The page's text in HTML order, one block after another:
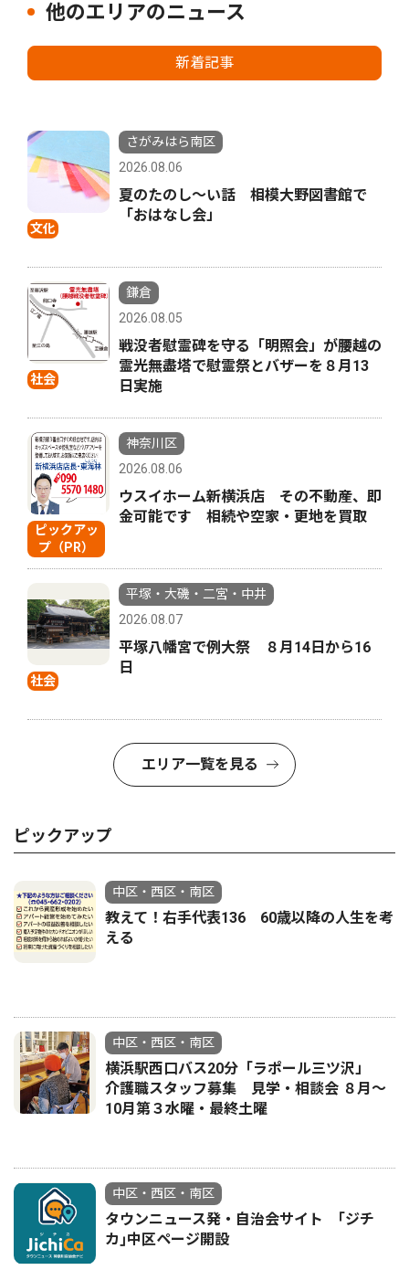
他のエリアのニュース
新着記事
文化
さがみはら南区
2026.08.06
夏のたのし〜い話 相模大野図書館で
「おはなし会」
社会
鎌倉
2026.08.05
戦没者慰霊碑を守る「明照会」が腰越の
霊光無盡塔で慰霊祭とバザーを８月13
日実施
ピックアッ
プ（PR）
神奈川区
2026.08.06
ウスイホーム新横浜店 その不動産、即
金可能です 相続や空家・更地を買取
社会
平塚・大磯・二宮・中井
2026.08.07
平塚八幡宮で例大祭 ８月14日から16
日
エリア一覧を見る
ピックアップ
中区・西区・南区
教えて！右手代表136 60歳以降の人生を考
える
中区・西区・南区
横浜駅西口バス20分「ラポール三ツ沢」
介護職スタッフ募集 見学・相談会 ８月〜
10月第３水曜・最終土曜
中区・西区・南区
タウンニュース発・自治会サイト ｢ジチ
カ｣中区ページ開設